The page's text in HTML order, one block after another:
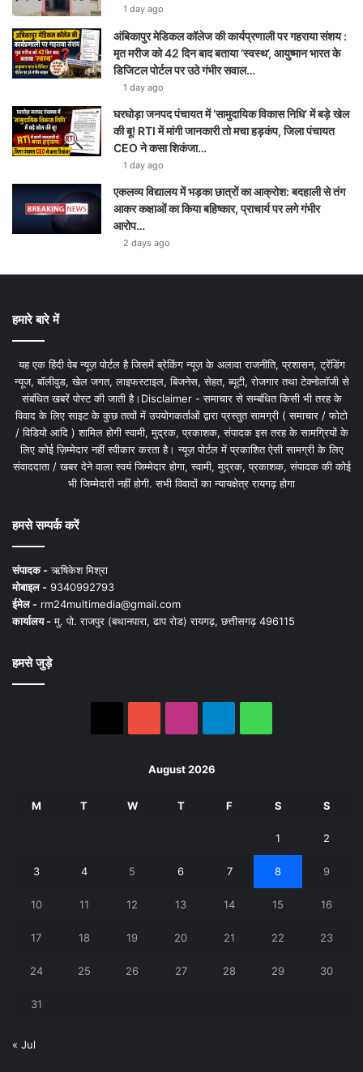
1 day ago
अंबिकापुर मेडिकल कॉलेज की कार्यप्रणाली पर गहराया संशय :
मृत मरीज को 42 दिन बाद बताया ‘स्वस्थ’, आयुष्मान भारत के
डिजिटल पोर्टल पर उठे गंभीर सवाल…
1 day ago
घरघोड़ा जनपद पंचायत में ‘सामुदायिक विकास निधि’ में बड़े खेल
की बू! RTI में मांगी जानकारी तो मचा हड़कंप, जिला पंचायत
CEO ने कसा शिकंजा…
1 day ago
एकलव्य विद्यालय में भड़का छात्रों का आक्रोश: बदहाली से तंग
आकर कक्षाओं का किया बहिष्कार, प्राचार्य पर लगे गंभीर
आरोप…
2 days ago
हमारे बारे में
यह एक हिंदी वेब न्यूज़ पोर्टल है जिसमें ब्रेकिंग न्यूज़ के अलावा राजनीति, प्रशासन, ट्रेंडिंग
न्यूज, बॉलीवुड, खेल जगत, लाइफस्टाइल, बिजनेस, सेहत, ब्यूटी, रोजगार तथा टेक्नोलॉजी से
संबंधित खबरें पोस्ट की जाती है।Disclaimer - समाचार से सम्बंधित किसी भी तरह के
विवाद के लिए साइट के कुछ तत्वों में उपयोगकर्ताओं द्वारा प्रस्तुत सामग्री ( समाचार / फोटो
/ विडियो आदि ) शामिल होगी स्वामी, मुद्रक, प्रकाशक, संपादक इस तरह के सामग्रियों के
लिए कोई ज़िम्मेदार नहीं स्वीकार करता है। न्यूज़ पोर्टल में प्रकाशित ऐसी सामग्री के लिए
संवाददाता / खबर देने वाला स्वयं जिम्मेदार होगा, स्वामी, मुद्रक, प्रकाशक, संपादक की कोई
भी जिम्मेदारी नहीं होगी. सभी विवादों का न्यायक्षेत्र रायगढ़ होगा
हमसे सम्पर्क करें
संपादक -ऋषिकेश मिश्रा
मोबाइल - 9340992793
ईमेल - rm24multimedia@gmail.com
कार्यालय -मु. पो. राजपुर (बथानपारा, ढाप रोड) रायगढ़, छत्तीसगढ़ 496115
हमसे जुड़े
August 2026
M T W T F S S
1 2
3 4 5 6 7 8 9
10 11 12 13 14 15 16
17 18 19 20 21 22 23
24 25 26 27 28 29 30
31
« Jul